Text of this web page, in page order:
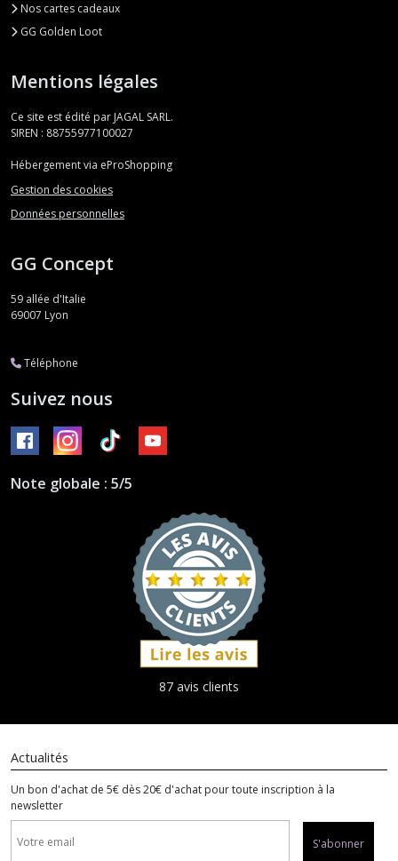
Nos cartes cadeaux
GG Golden Loot
Mentions légales
Ce site est édité par JAGAL SARL.
SIREN : 88755977100027
Hébergement via eProShopping
Gestion des cookies
Données personnelles
GG Concept
59 allée d'Italie
69007 Lyon
Téléphone
Suivez nous
Note globale : 5/5
87 avis clients
Actualités
Un bon d'achat de 5€ dès 20€ d'achat pour toute inscription à la
newsletter
S'abonner